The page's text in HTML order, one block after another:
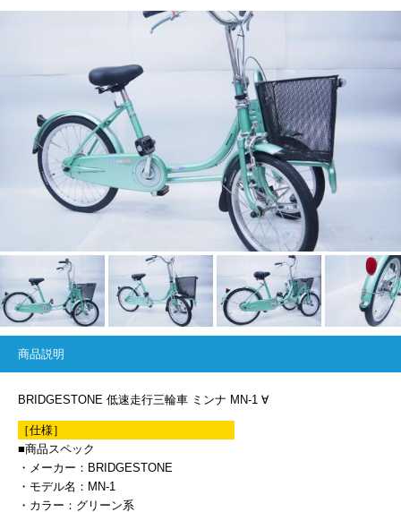
商品説明
BRIDGESTONE 低速走行三輪車 ミンナ MN-1 ∀
［仕様］
■商品スペック
・メーカー：BRIDGESTONE
・モデル名：MN-1
・カラー：グリーン系